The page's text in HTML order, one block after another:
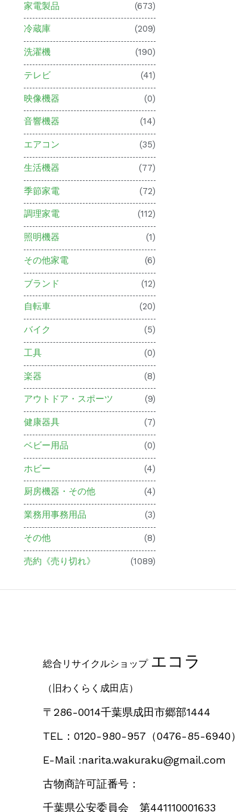
家電製品 (673)
冷蔵庫 (209)
洗濯機 (190)
テレビ (41)
映像機器 (0)
音響機器 (14)
エアコン (35)
生活機器 (77)
季節家電 (72)
調理家電 (112)
照明機器 (1)
その他家電 (6)
ブランド (12)
自転車 (20)
バイク (5)
工具 (0)
楽器 (8)
アウトドア・スポーツ (9)
健康器具 (7)
ベビー用品 (0)
ホビー (4)
厨房機器・その他 (4)
業務用事務用品 (3)
その他 (8)
売約《売り切れ》 (1089)
総合リサイクルショップ エコラ
（旧わくらく成田店）
〒286-0014千葉県成田市郷部1444
TEL：0120-980-957 （0476-85-6940）
E-Mail :narita.wakuraku@gmail.com
古物商許可証番号：
千葉県公安委員会 第441110001633